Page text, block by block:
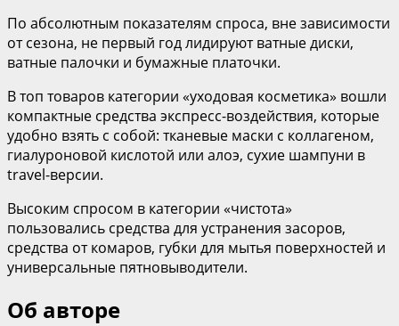
По абсолютным показателям спроса, вне зависимости
от сезона, не первый год лидируют ватные диски,
ватные палочки и бумажные платочки.
В топ товаров категории «уходовая косметика» вошли
компактные средства экспресс-воздействия, которые
удобно взять с собой: тканевые маски с коллагеном,
гиалуроновой кислотой или алоэ, сухие шампуни в
travel-версии.
Высоким спросом в категории «чистота»
пользовались средства для устранения засоров,
средства от комаров, губки для мытья поверхностей и
универсальные пятновыводители.
Об авторе